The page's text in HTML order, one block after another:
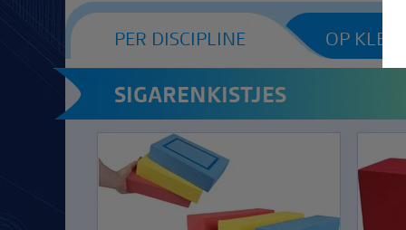
PER DISCIPLINE OP
SIGARENKISTJES